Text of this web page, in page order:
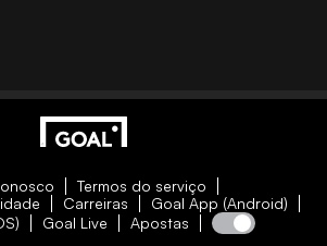
Termos do serviço
Carreiras
Goal App (Android)
Goal Live Apostas